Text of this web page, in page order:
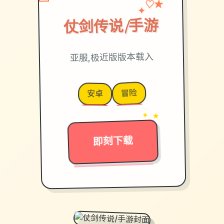
仗剑传说|手游
✦♡★
亚服,极近版版本载入
安卓 冒险
即刻下载
→
✦ ★